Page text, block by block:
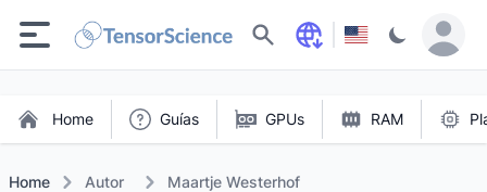
Buscar
Home Guías GPUs RAM
Home Autor Maartje Westerhof